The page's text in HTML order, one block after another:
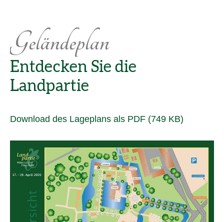
Geländeplan
Entdecken Sie die
Landpartie
Download des Lageplans als PDF (749 KB)